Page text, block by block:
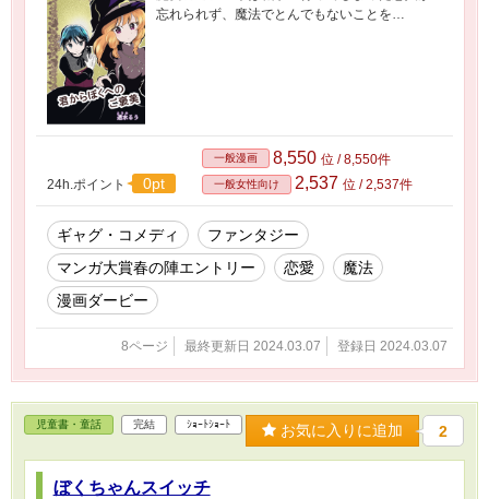
忘れられず、魔法でとんでもないことを…
24h.ポイント 0pt
一般漫画 8,550 位 / 8,550件
一般女性向け 2,537 位 / 2,537件
ギャグ・コメディ
ファンタジー
マンガ大賞春の陣エントリー
恋愛
魔法
漫画ダービー
8ページ 最終更新日 2024.03.07 登録日 2024.03.07
児童書・童話 完結 ｼｮｰﾄｼｮｰﾄ お気に入りに追加 2
ぼくちゃんスイッチ